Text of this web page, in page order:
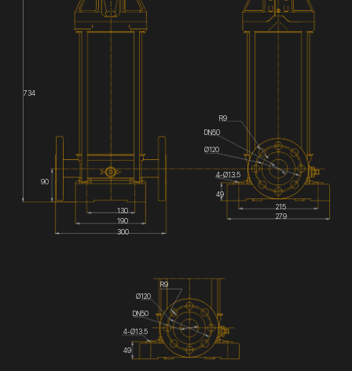
DN50
734
90
130
190
300
215
279
49
4-Ø13.5
Ø120
R9
DN50
R9
Ø120
4-Ø13.5
49